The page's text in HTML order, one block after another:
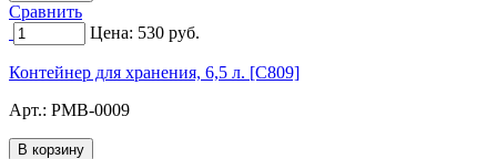
Сравнить
Цена: 530 руб.
Контейнер для хранения, 6,5 л. [C809]
Арт.: PMB-0009